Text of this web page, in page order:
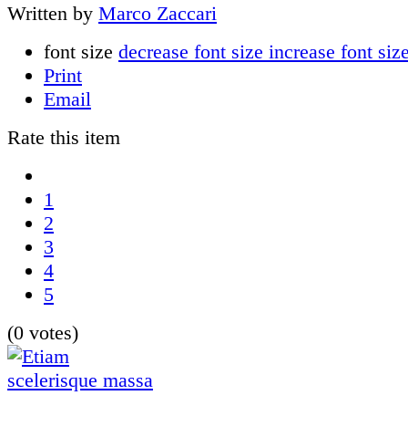
Written by Marco Zaccari
font size decrease font size increase font
Print
Email
Rate this item
1
2
3
4
5
(0 votes)